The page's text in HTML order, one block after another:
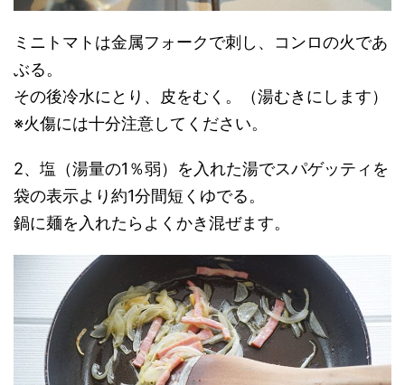
ミニトマトは金属フォークで刺し、コンロの火であ
ぶる。
その後冷水にとり、皮をむく。（湯むきにします）
※火傷には十分注意してください。
2、塩（湯量の1％弱）を入れた湯でスパゲッティを
袋の表示より約1分間短くゆでる。
鍋に麺を入れたらよくかき混ぜます。